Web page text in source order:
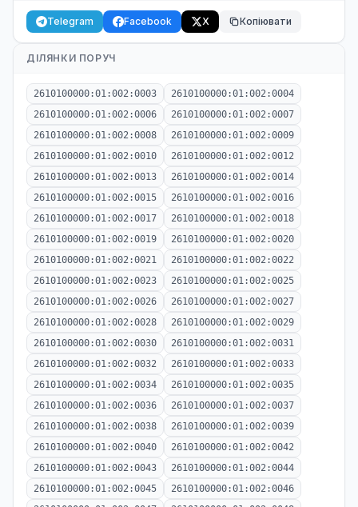
Telegram Facebook X Копіювати
ДІЛЯНКИ ПОРУЧ
2610100000:01:002:0003
2610100000:01:002:0004
2610100000:01:002:0006
2610100000:01:002:0007
2610100000:01:002:0008
2610100000:01:002:0009
2610100000:01:002:0010
2610100000:01:002:0012
2610100000:01:002:0013
2610100000:01:002:0014
2610100000:01:002:0015
2610100000:01:002:0016
2610100000:01:002:0017
2610100000:01:002:0018
2610100000:01:002:0019
2610100000:01:002:0020
2610100000:01:002:0021
2610100000:01:002:0022
2610100000:01:002:0023
2610100000:01:002:0025
2610100000:01:002:0026
2610100000:01:002:0027
2610100000:01:002:0028
2610100000:01:002:0029
2610100000:01:002:0030
2610100000:01:002:0031
2610100000:01:002:0032
2610100000:01:002:0033
2610100000:01:002:0034
2610100000:01:002:0035
2610100000:01:002:0036
2610100000:01:002:0037
2610100000:01:002:0038
2610100000:01:002:0039
2610100000:01:002:0040
2610100000:01:002:0042
2610100000:01:002:0043
2610100000:01:002:0044
2610100000:01:002:0045
2610100000:01:002:0046